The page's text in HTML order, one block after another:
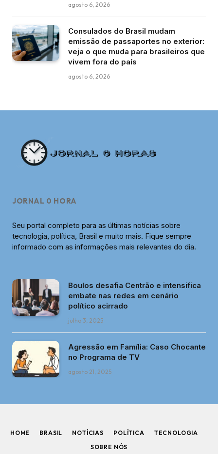
agosto 6, 2026
Consulados do Brasil mudam
emissão de passaportes no exterior:
veja o que muda para brasileiros que
vivem fora do país
agosto 6, 2026
JORNAL 0 HORA
Seu portal completo para as últimas notícias sobre
tecnologia, política, Brasil e muito mais. Fique sempre
informado com as informações mais relevantes do dia.
Boulos desafia Centrão e intensifica
embate nas redes em cenário
político acirrado
julho 3, 2025
Agressão em Família: Caso Chocante
no Programa de TV
agosto 21, 2025
HOME BRASIL NOTÍCIAS POLÍTICA
TECNOLOGIA
SOBRE NÓS